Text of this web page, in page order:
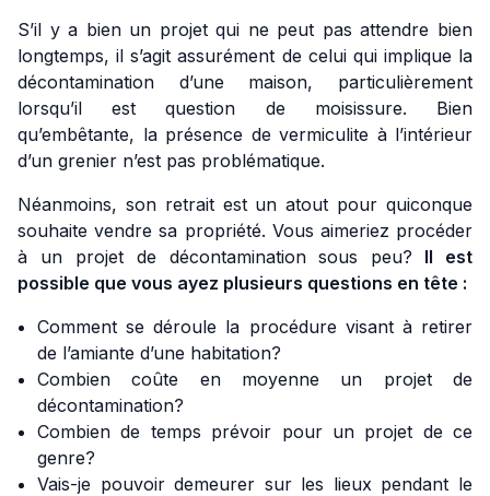
S’il y a bien un projet qui ne peut pas attendre bien
longtemps, il s’agit assurément de celui qui implique la
décontamination d’une maison, particulièrement
lorsqu’il est question de moisissure. Bien
qu’embêtante, la présence de vermiculite à l’intérieur
d’un grenier n’est pas problématique.
Néanmoins, son retrait est un atout pour quiconque
souhaite vendre sa propriété. Vous aimeriez procéder
à un projet de décontamination sous peu? Il est
possible que vous ayez plusieurs questions en tête :
Comment se déroule la procédure visant à retirer
de l’amiante d’une habitation?
Combien coûte en moyenne un projet de
décontamination?
Combien de temps prévoir pour un projet de ce
genre?
Vais-je pouvoir demeurer sur les lieux pendant le